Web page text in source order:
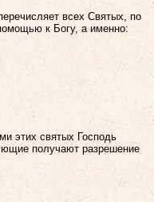
всех Святых, по
к Богу, а именно:
этих святых Господь
получают разрешение